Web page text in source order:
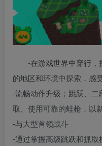
-在游戏世界中穿行
的地区和环境中探索，感
-流畅动作升级；跳跃、
取、使用可靠的蛙枪，以
-与大型首领战斗
-通过掌握高级跳跃和抓